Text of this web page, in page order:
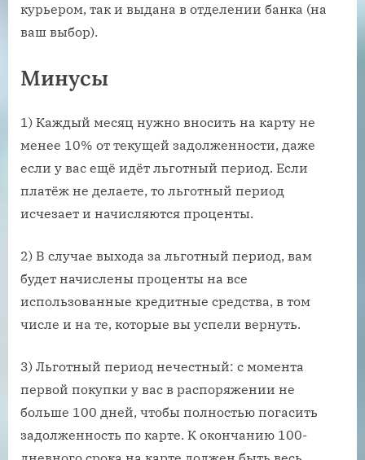
курьером, так и выдана в отделении банка (на
ваш выбор).
Минусы
1) Каждый месяц нужно вносить на карту не
менее 10% от текущей задолженности, даже
если у вас ещё идёт льготный период. Если
платёж не делаете, то льготный период
исчезает и начисляются проценты.
2) В случае выхода за льготный период, вам
будет начислены проценты на все
использованные кредитные средства, в том
числе и на те, которые вы успели вернуть.
3) Льготный период нечестный: с момента
первой покупки у вас в распоряжении не
больше 100 дней, чтобы полностью погасить
задолженность по карте. К окончанию 100-